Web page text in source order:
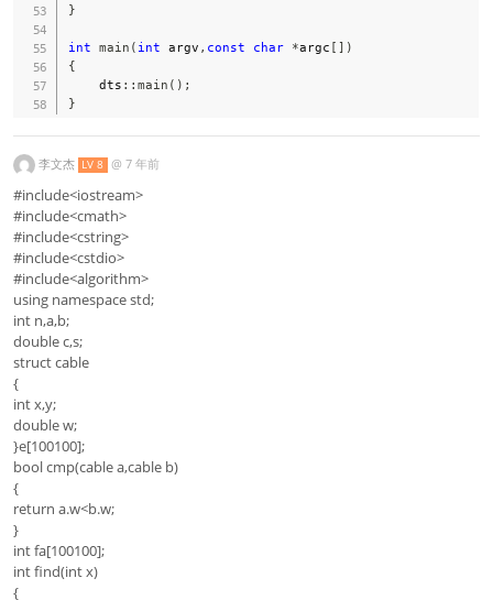
}
int main ( int argv , const char *argc [ ] )
{
    dts
:: main ( ) ;
}
李文杰 LV 8 @ 7 年前
#include<iostream>
#include<cmath>
#include<cstring>
#include<cstdio>
#include<algorithm>
using namespace std;
int n,a,b;
double c,s;
struct cable
{
int x,y;
double w;
}e[100100];
bool cmp(cable a,cable b)
{
return a.w<b.w;
}
int fa[100100];
int find(int x)
{